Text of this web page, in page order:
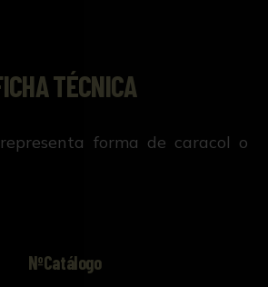
TÉCNICA
forma de caracol o
NºCatálogo